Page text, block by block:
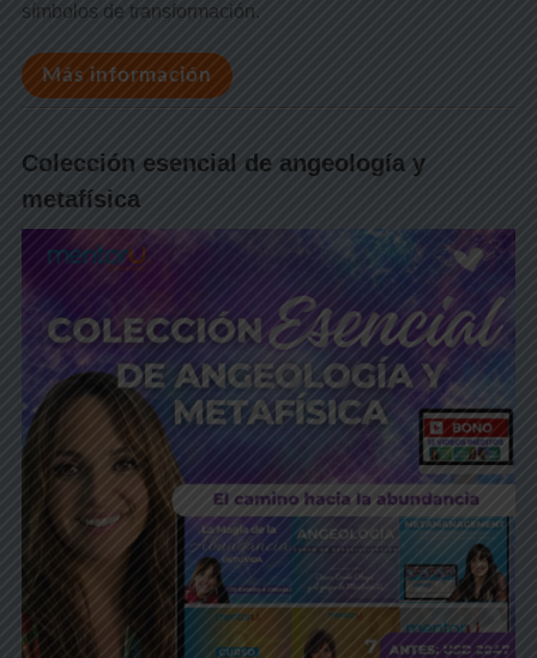
símbolos de transformación.
Más información
Colección esencial de angeología y
metafísica